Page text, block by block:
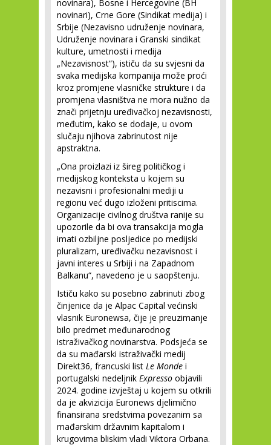
novinara), Bosne i Hercegovine (BH
novinari), Crne Gore (Sindikat medija) i
Srbije (Nezavisno udruženje novinara,
Udruženje novinara i Granski sindikat
kulture, umetnosti i medija
„Nezavisnost“), ističu da su svjesni da
svaka medijska kompanija može proći
kroz promjene vlasničke strukture i da
promjena vlasništva ne mora nužno da
znači prijetnju uređivačkoj nezavisnosti,
međutim, kako se dodaje, u ovom
slučaju njihova zabrinutost nije
apstraktna.
„Ona proizlazi iz šireg političkog i
medijskog konteksta u kojem su
nezavisni i profesionalni mediji u
regionu već dugo izloženi pritiscima.
Organizacije civilnog društva ranije su
upozorile da bi ova transakcija mogla
imati ozbiljne posljedice po medijski
pluralizam, uređivačku nezavisnost i
javni interes u Srbiji i na Zapadnom
Balkanu“, navedeno je u saopštenju.
Ističu kako su posebno zabrinuti zbog
činjenice da je Alpac Capital većinski
vlasnik Euronewsa, čije je preuzimanje
bilo predmet međunarodnog
istraživačkog novinarstva. Podsjeća se
da su mađarski istraživački medij
Direkt36, francuski list Le Monde i
portugalski nedeljnik Expresso objavili
2024. godine izvještaj u kojem su otkrili
da je akvizicija Euronews djelimično
finansirana sredstvima povezanim sa
mađarskim državnim kapitalom i
krugovima bliskim vladi Viktora Orbana.